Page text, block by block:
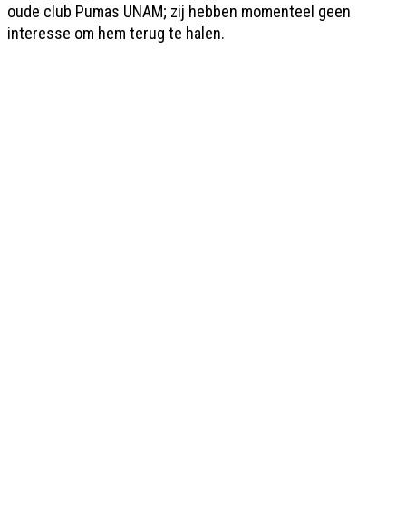
oude club Pumas UNAM; zij hebben momenteel geen
interesse om hem terug te halen.